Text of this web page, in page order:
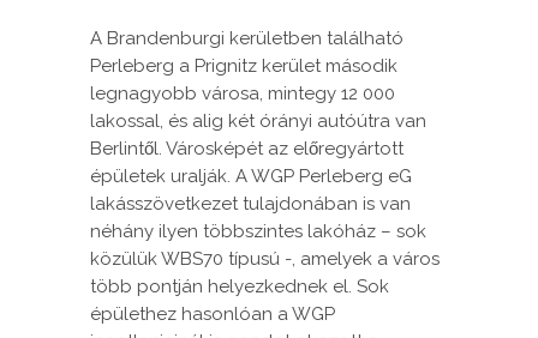
A Brandenburgi kerületben található
Perleberg a Prignitz kerület második
legnagyobb városa, mintegy 12 000
lakossal, és alig két órányi autóútra van
Berlintől. Városképét az előregyártott
épületek uralják. A WGP Perleberg eG
lakásszövetkezet tulajdonában is van
néhány ilyen többszintes lakóház – sok
közülük WBS70 típusú -, amelyek a város
több pontján helyezkednek el. Sok
épülethez hasonlóan a WGP